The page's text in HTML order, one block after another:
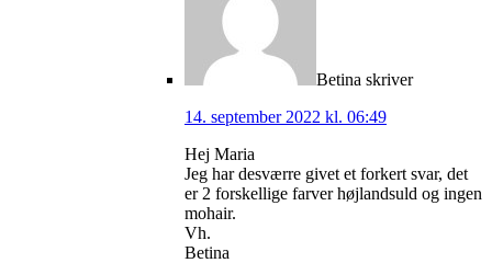
Betina skriver
14. september 2022 kl. 06:49
Hej Maria
Jeg har desværre givet et forkert svar, det
er 2 forskellige farver højlandsuld og ingen
mohair.
Vh.
Betina